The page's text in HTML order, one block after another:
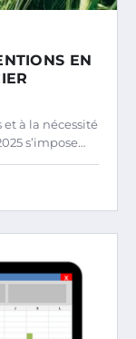
EN
et à la nécessité
s’impose…